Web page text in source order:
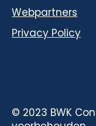
Webpartners
Privacy Policy
© 2023 BWK